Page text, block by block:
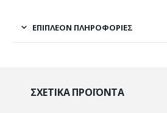
ΕΠΙΠΛΈΟΝ ΠΛΗΡΟΦΟΡΊΕΣ
ΣΧΕΤΙΚΆ ΠΡΟΪΌΝΤΑ